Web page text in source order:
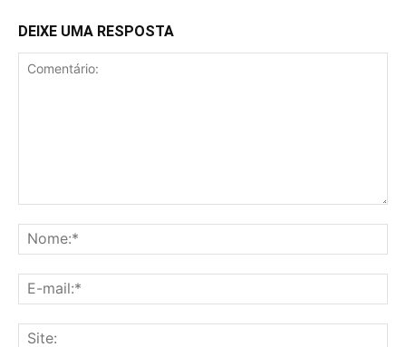
DEIXE UMA RESPOSTA